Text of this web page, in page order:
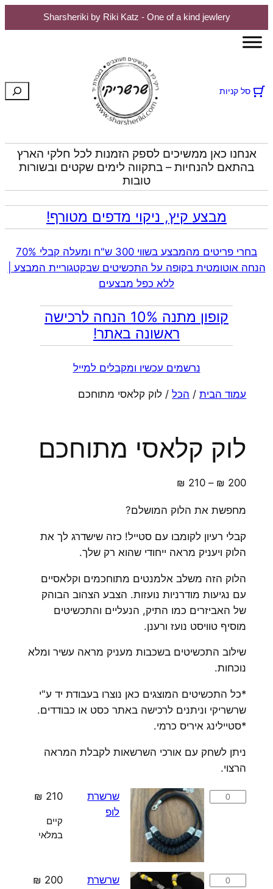
Sharsheriki by Riki Katz - One of a kind jewlery
לדלג
סל קניות חיפוש
אנחנו כאן ממשיכים לספק הזמנות לכל חלקי הארץ
בהתאם להנחיות – בתקווה לימים שקטים ובשורות
טובות
מבצע קיץ, ניקוי מדפים מטורף!
בחרי פריטים מהמבצע בשווי 300 ש"ח ומעלה קבלי 70%
הנחה אוטומטית בקופה על התכשיטים שבקטגוריית המבצע |
ללא כפל מבצעים
קופון מתנה 10% הנחה לרכישה
ראשונה באתר!
נרשמים עכשיו ומקבלים למייל
עמוד הבית/ הכל/ לוק קלאסי מתוחכם
לוק קלאסי מתוחכם
₪ 200
–
₪ 210
טווח
⁦₪ 200⁩
מחפשת את הלוק המושלם?
קבלי רעיון לקומבו עם סטייל! כזה שישדרג לך את
הלוק ויעניק מראה ייחודי שהוא רק שלך.
הלוק הזה משלב אלמנטים מתוחכמים וקלאסיים
עם נגיעות מודרניות נועזות. הצבע הצהוב הבוהק
של האביזרים כמו התיק, הנעליים והתכשיטים
מוסיף טוויסט נועז ורענן.
שילוב התכשיטים בשכבות מעניק מראה עשיר ומלא
נוכחות.
*כל התכשיטים המוצגים כאן נוצרו בעבודת יד ע"י
שרשריקי וניתנים לרכישה באתר כסט או כבודדים.
*סטיילינג איריס כרמי.
ניתן לשחק עם אורכי השרשאות לקבלת המראה
הרצוי.
כמות
שרשרת
לופ
₪ 210
קיים
במלאי
כמות
שרשרת
₪ 200